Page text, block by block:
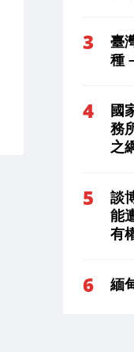
臺
種
國
務
之
談
能
有
緬